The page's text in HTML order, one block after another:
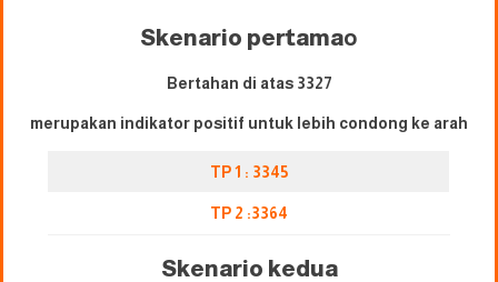
Skenario pertamao
Bertahan di atas 3327
merupakan indikator positif untuk lebih condong ke arah
TP 1 : 3345
TP 2 :3364
Skenario kedua